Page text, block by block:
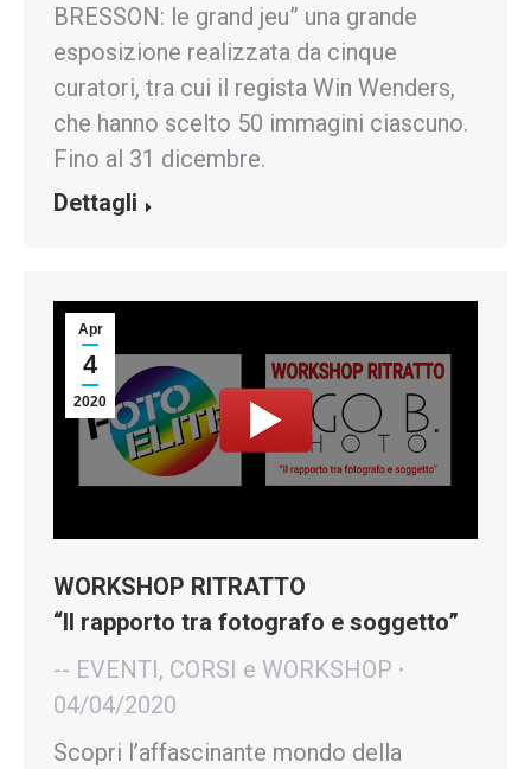
BRESSON: le grand jeu” una grande
esposizione realizzata da cinque
curatori, tra cui il regista Win Wenders,
che hanno scelto 50 immagini ciascuno.
Fino al 31 dicembre.
Dettagli
Apr
4
2020
WORKSHOP RITRATTO
“Il rapporto tra fotografo e soggetto”
-- EVENTI, CORSI e WORKSHOP
04/04/2020
Scopri l’affascinante mondo della